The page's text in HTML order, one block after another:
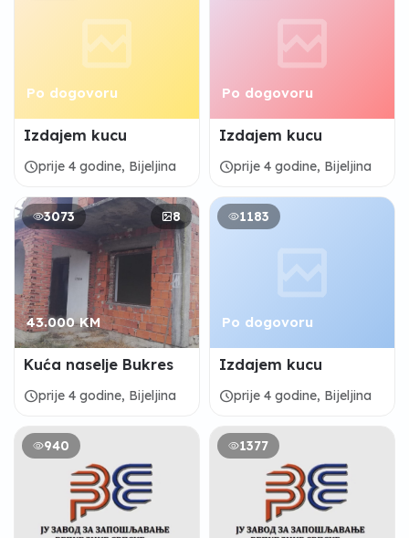
Po dogovoru
Izdajem kucu
scheduleprije 4 godine, Bijeljina
Po dogovoru
Izdajem kucu
scheduleprije 4 godine, Bijeljina
3073 8
43.000 KM
Kuća naselje Bukres
scheduleprije 4 godine, Bijeljina
1183
Po dogovoru
Izdajem kucu
scheduleprije 4 godine, Bijeljina
940 1377